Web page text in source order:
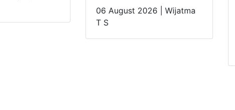
06 August 2026 | Wijatma
T S